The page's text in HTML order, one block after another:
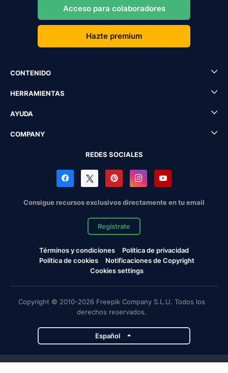
Acceso para colaboradores
Hazte premium
CONTENIDO
HERRAMIENTAS
AYUDA
COMPANY
REDES SOCIALES
Consigue recursos exclusivos directamente en tu email
Regístrate
Términos y condiciones
Política de privacidad
Política de cookies
Notificaciones de Copyright
Cookies settings
Copyright © 2010-2026 Freepik Company S.L.U. Todos los
derechos reservados.
Español